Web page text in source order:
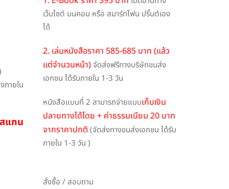
ภายใน
แกน
เว็บไซต์ บนคอม หรือ สมาร์ทโฟน ปริ้นต์เอง
ได้
2. เล่มหนังสือราคา 585-685 บาท (แล้ว
แต่จำนวนหน้า)จัดส่งฟรีทางบริษัทขนส่ง
เอกชน ได้รับภายใน 1-3 วัน
หนังสือแบบที่ 2 สามารถจ่ายแบบเก็บเงิน
ปลายทางได้โดย + ค่าธรรมเนียม 20 บาท
จากราคาปกติ (จัดส่งทางขนส่งเอกชน ได้รับ
ภายใน 1-3 วัน )
สั่งซื้อ / สอบถาม